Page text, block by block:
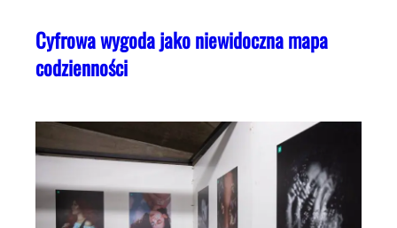
Cyfrowa wygoda jako niewidoczna mapa
codzienności